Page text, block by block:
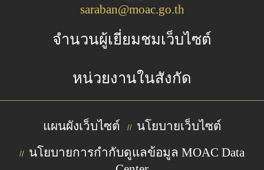
saraban@moac.go.th
จำนวนผู้เยี่ยมชมเว็บไซต์
หน่วยงานในสังกัด
แผนผังเว็บไซต์ // นโยบายเว็บไซต์
// นโยบายการกำกับดูแลข้อมูล MOAC Data